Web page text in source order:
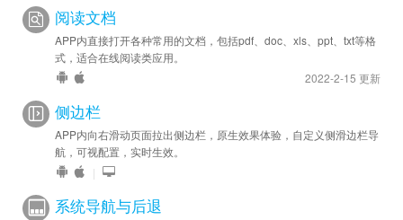
阅读文档
APP内直接打开各种常用的文档，包括pdf、doc、xls、ppt、txt等格
式，适合在线阅读类应用。
2022-2-15 更新
侧边栏
APP内向右滑动页面拉出侧边栏，原生效果体验，自定义侧滑边栏导
航，可视配置，实时生效。
|
系统导航与后退